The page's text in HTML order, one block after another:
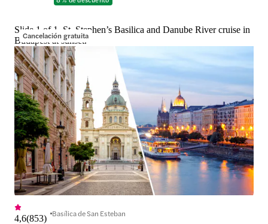
Cancelación gratuita
Slide 1 of 1, St. Stephen’s Basilica and Danube River cruise in
Budapest at sunset.
4,6(853) Basílica de San Esteban